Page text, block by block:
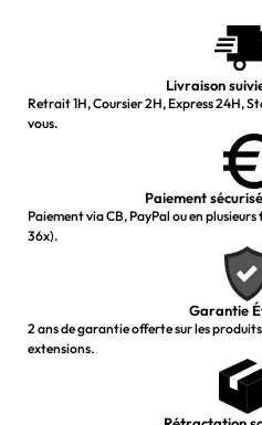
Livraison
Retrait 1H, Coursier 2H, Express 24H,
vous.
Paiement
Paiement via CB, PayPal ou en plusieurs
36x).
Garantie
2 ans de garantie offerte sur les produits
extensions.